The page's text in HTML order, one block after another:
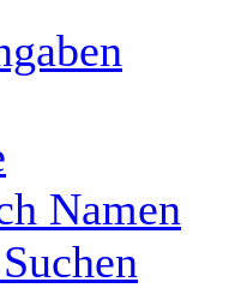
Namen